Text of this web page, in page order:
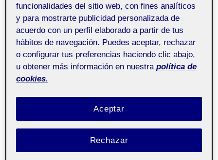
¡Hola a todos!
Por aquí os dejo la entrega de mi práctica final.
¡Un saludo!
funcionalidades del sitio web, con fines analíticos
y para mostrarte publicidad personalizada de
acuerdo con un perfil elaborado a partir de tus
hábitos de navegación. Puedes aceptar, rechazar
o configurar tus preferencias haciendo clic abajo,
u obtener más información en nuestra política de
cookies.
Rechazar
Aceptar